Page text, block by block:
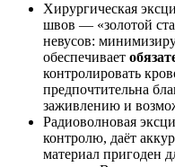
Хирургическая
швов — «золотой
невусов:
обеспечивает
контролировать
предпочтительна
заживлению и
Радиоволновая
контролю, даёт
материал пригоден